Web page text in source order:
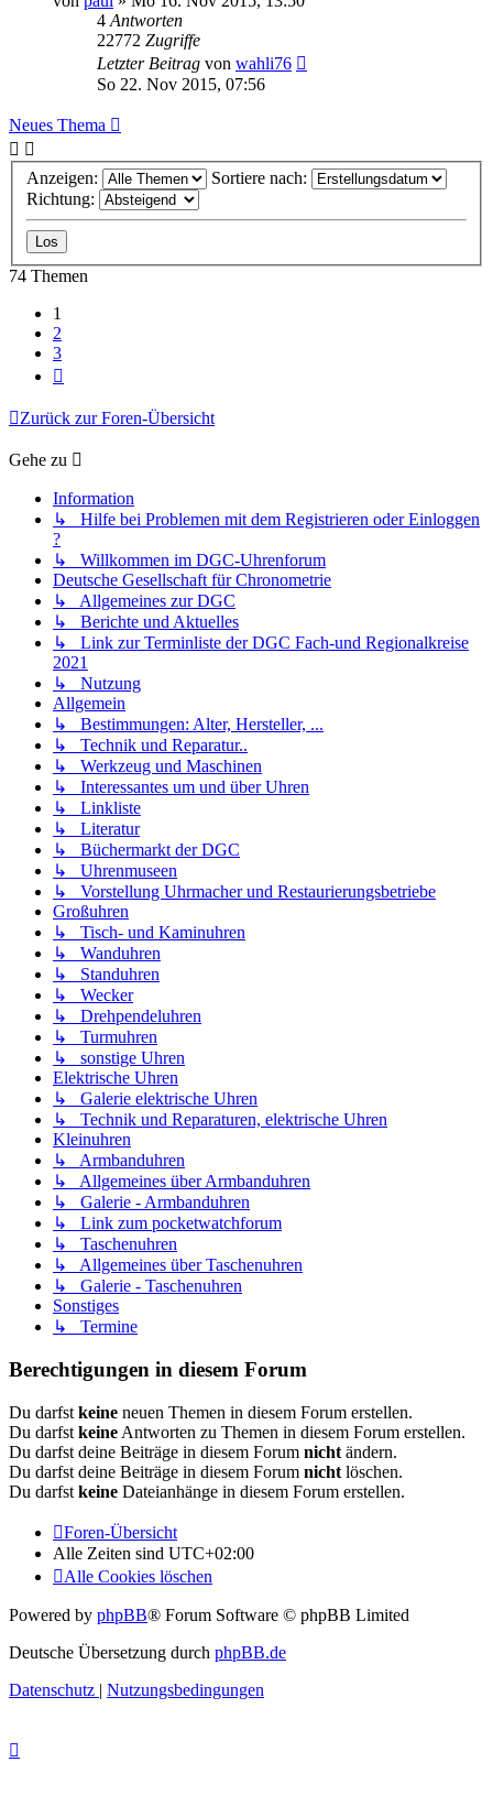
4 Antworten
22772 Zugriffe
Letzter Beitrag von wahli76
So 22. Nov 2015, 07:56
Neues Thema
Anzeigen:
Sortiere nach:
Richtung:
74 Themen
1
2
3
Zurück zur Foren-Übersicht
Gehe zu
Information
↳ Hilfe bei Problemen mit dem Registrieren oder Einloggen
?
↳ Willkommen im DGC-Uhrenforum
Deutsche Gesellschaft für Chronometrie
↳ Allgemeines zur DGC
↳ Berichte und Aktuelles
↳ Link zur Terminliste der DGC Fach-und Regionalkreise
2021
↳ Nutzung
Allgemein
↳ Bestimmungen: Alter, Hersteller, ...
↳ Technik und Reparatur..
↳ Werkzeug und Maschinen
↳ Interessantes um und über Uhren
↳ Linkliste
↳ Literatur
↳ Büchermarkt der DGC
↳ Uhrenmuseen
↳ Vorstellung Uhrmacher und Restaurierungsbetriebe
Großuhren
↳ Tisch- und Kaminuhren
↳ Wanduhren
↳ Standuhren
↳ Wecker
↳ Drehpendeluhren
↳ Turmuhren
↳ sonstige Uhren
Elektrische Uhren
↳ Galerie elektrische Uhren
↳ Technik und Reparaturen, elektrische Uhren
Kleinuhren
↳ Armbanduhren
↳ Allgemeines über Armbanduhren
↳ Galerie - Armbanduhren
↳ Link zum pocketwatchforum
↳ Taschenuhren
↳ Allgemeines über Taschenuhren
↳ Galerie - Taschenuhren
Sonstiges
↳ Termine
Berechtigungen in diesem Forum
Du darfst keine neuen Themen in diesem Forum erstellen.
Du darfst keine Antworten zu Themen in diesem Forum erstellen.
Du darfst deine Beiträge in diesem Forum nicht ändern.
Du darfst deine Beiträge in diesem Forum nicht löschen.
Du darfst keine Dateianhänge in diesem Forum erstellen.
Foren-Übersicht
Alle Zeiten sind UTC+02:00
Alle Cookies löschen
Powered by phpBB® Forum Software © phpBB Limited
Deutsche Übersetzung durch phpBB.de
Datenschutz | Nutzungsbedingungen